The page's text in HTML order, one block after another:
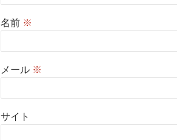
名前 ※
メール ※
サイト